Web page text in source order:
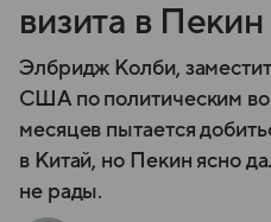
визита в Пекин
Элбридж Колби,
США по политическим
месяцев пытается
в Китай, но Пекин ясно
не рады.